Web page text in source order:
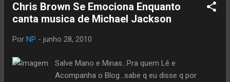
Chris Brown Se Emociona Enquanto
canta musica de Michael Jackson
Por NP - junho 28, 2010
Salve Mano e Minas...Pra quem Lê e
Acompanha o Blog...sabe q eu disse q por